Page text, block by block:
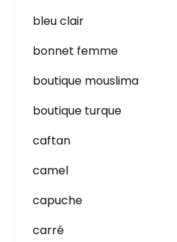
bleu clair
bonnet femme
boutique mouslima
boutique turque
caftan
camel
capuche
carré